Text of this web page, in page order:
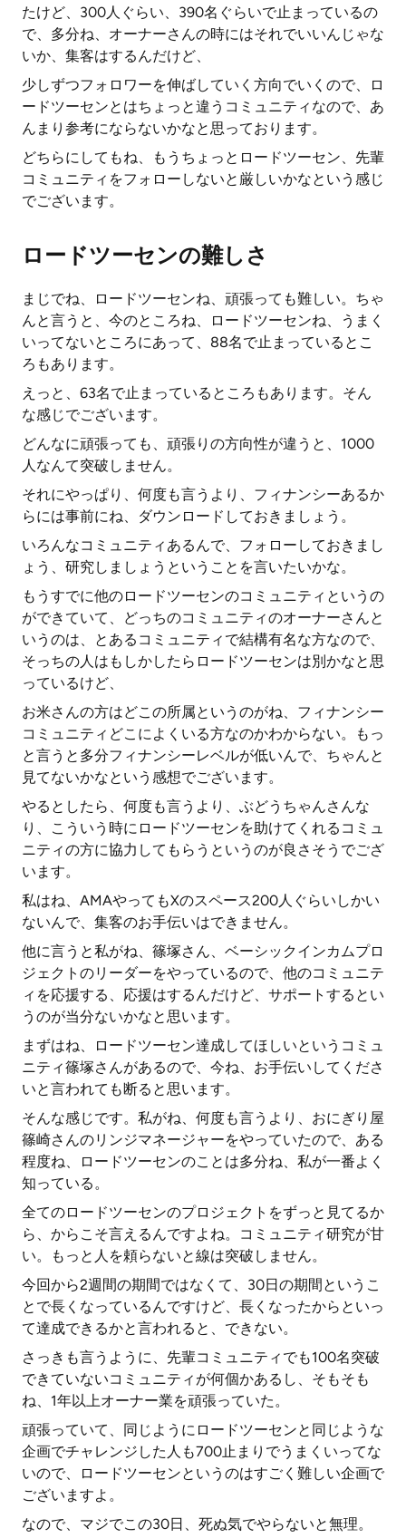
たけど、300人ぐらい、390名ぐらいで止まっているの
で、多分ね、オーナーさんの時にはそれでいいんじゃな
いか、集客はするんだけど、
少しずつフォロワーを伸ばしていく方向でいくので、ロ
ードツーセンとはちょっと違うコミュニティなので、あ
んまり参考にならないかなと思っております。
どちらにしてもね、もうちょっとロードツーセン、先輩
コミュニティをフォローしないと厳しいかなという感じ
でございます。
ロードツーセンの難しさ
まじでね、ロードツーセンね、頑張っても難しい。ちゃ
んと言うと、今のところね、ロードツーセンね、うまく
いってないところにあって、88名で止まっているとこ
ろもあります。
えっと、63名で止まっているところもあります。そん
な感じでございます。
どんなに頑張っても、頑張りの方向性が違うと、1000
人なんて突破しません。
それにやっぱり、何度も言うより、フィナンシーあるか
らには事前にね、ダウンロードしておきましょう。
いろんなコミュニティあるんで、フォローしておきまし
ょう、研究しましょうということを言いたいかな。
もうすでに他のロードツーセンのコミュニティというの
ができていて、どっちのコミュニティのオーナーさんと
いうのは、とあるコミュニティで結構有名な方なので、
そっちの人はもしかしたらロードツーセンは別かなと思
っているけど、
お米さんの方はどこの所属というのがね、フィナンシー
コミュニティどこによくいる方なのかわからない。もっ
と言うと多分フィナンシーレベルが低いんで、ちゃんと
見てないかなという感想でございます。
やるとしたら、何度も言うより、ぶどうちゃんさんな
り、こういう時にロードツーセンを助けてくれるコミュ
ニティの方に協力してもらうというのが良さそうでござ
います。
私はね、AMAやってもXのスペース200人ぐらいしかい
ないんで、集客のお手伝いはできません。
他に言うと私がね、篠塚さん、ベーシックインカムプロ
ジェクトのリーダーをやっているので、他のコミュニテ
ィを応援する、応援はするんだけど、サポートするとい
うのが当分ないかなと思います。
まずはね、ロードツーセン達成してほしいというコミュ
ニティ篠塚さんがあるので、今ね、お手伝いしてくださ
いと言われても断ると思います。
そんな感じです。私がね、何度も言うより、おにぎり屋
篠崎さんのリンジマネージャーをやっていたので、ある
程度ね、ロードツーセンのことは多分ね、私が一番よく
知っている。
全てのロードツーセンのプロジェクトをずっと見てるか
ら、からこそ言えるんですよね。コミュニティ研究が甘
い。もっと人を頼らないと線は突破しません。
今回から2週間の期間ではなくて、30日の期間というこ
とで長くなっているんですけど、長くなったからといっ
て達成できるかと言われると、できない。
さっきも言うように、先輩コミュニティでも100名突破
できていないコミュニティが何個かあるし、そもそも
ね、1年以上オーナー業を頑張っていた。
頑張っていて、同じようにロードツーセンと同じような
企画でチャレンジした人も700止まりでうまくいってな
いので、ロードツーセンというのはすごく難しい企画で
ございますよ。
なので、マジでこの30日、死ぬ気でやらないと無理。